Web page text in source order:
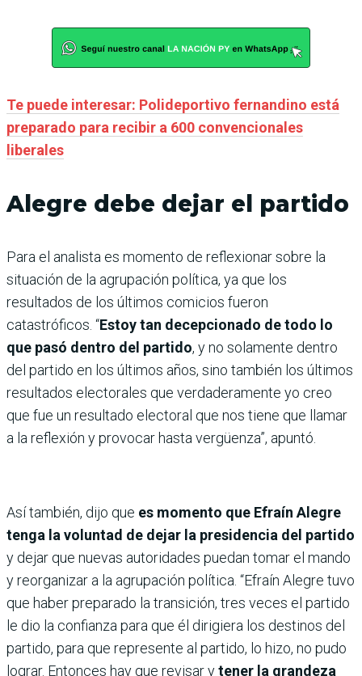
Te puede interesar: Polideportivo fernandino está
preparado para recibir a 600 convencionales
liberales
Alegre debe dejar el partido
Para el analista es momento de reflexionar sobre la
situación de la agrupación política, ya que los
resultados de los últimos comicios fueron
catastróficos. “Estoy tan decepcionado de todo lo
que pasó dentro del partido, y no solamente dentro
del partido en los últimos años, sino también los últimos
resultados electorales que verdaderamente yo creo
que fue un resultado electoral que nos tiene que llamar
a la reflexión y provocar hasta vergüenza”, apuntó.
Así también, dijo que es momento que Efraín Alegre
tenga la voluntad de dejar la presidencia del partido
y dejar que nuevas autoridades puedan tomar el mando
y reorganizar a la agrupación política. “Efraín Alegre tuvo
que haber preparado la transición, tres veces el partido
le dio la confianza para que él dirigiera los destinos del
partido, para que represente al partido, lo hizo, no pudo
lograr. Entonces hay que revisar ytener la grandeza